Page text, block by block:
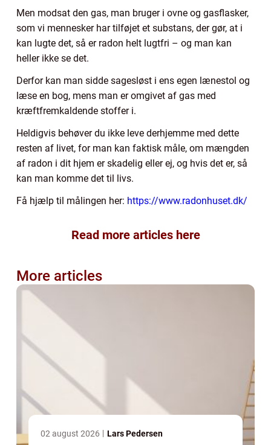
Men modsat den gas, man bruger i ovne og gasflasker,
som vi mennesker har tilføjet et substans, der gør, at i
kan lugte det, så er radon helt lugtfri – og man kan
heller ikke se det.
Derfor kan man sidde sagesløst i ens egen lænestol og
læse en bog, mens man er omgivet af gas med
kræftfremkaldende stoffer i.
Heldigvis behøver du ikke leve derhjemme med dette
resten af livet, for man kan faktisk måle, om mængden
af radon i dit hjem er skadelig eller ej, og hvis det er, så
kan man komme det til livs.
Få hjælp til målingen her: https://www.radonhuset.dk/
Read more articles here
More articles
02 august 2026 Lars Pedersen